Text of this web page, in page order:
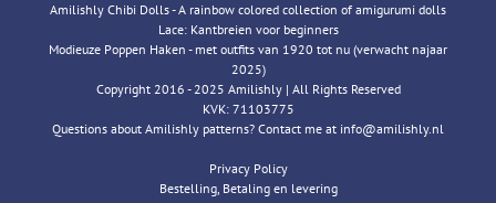
Amilishly Chibi Dolls - A rainbow colored collection of amigurumi dolls
Lace: Kantbreien voor beginners
Modieuze Poppen Haken - met outfits van 1920 tot nu (verwacht najaar
2025)
Copyright 2016 - 2025 Amilishly | All Rights Reserved
KVK: 71103775
Questions about Amilishly patterns? Contact me at info@amilishly.nl
Privacy Policy
Bestelling, Betaling en levering